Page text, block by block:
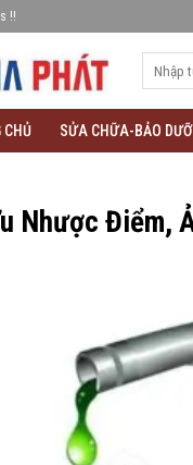
!!
CHỦ SỬA CHỮA-BẢO
Nhược Điểm,